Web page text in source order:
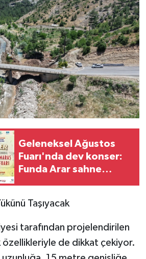
Geleneksel Ağustos
Fuarı'nda dev konser:
Funda Arar sahne
Taşıyacak
tarafından projelendirilen
de dikkat çekiyor.